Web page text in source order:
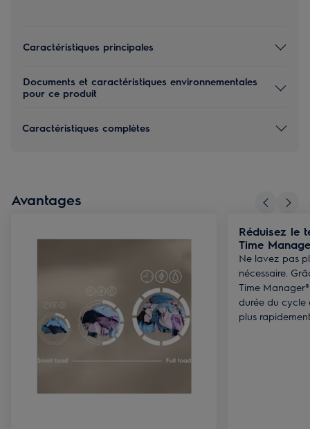
Caractéristiques principales
Documents et caractéristiques environnementales
pour ce produit
Caractéristiques complètes
Avantages
Réduisez le
Time
Ne lavez pas
nécessaire.
Time
durée du cycle
plus